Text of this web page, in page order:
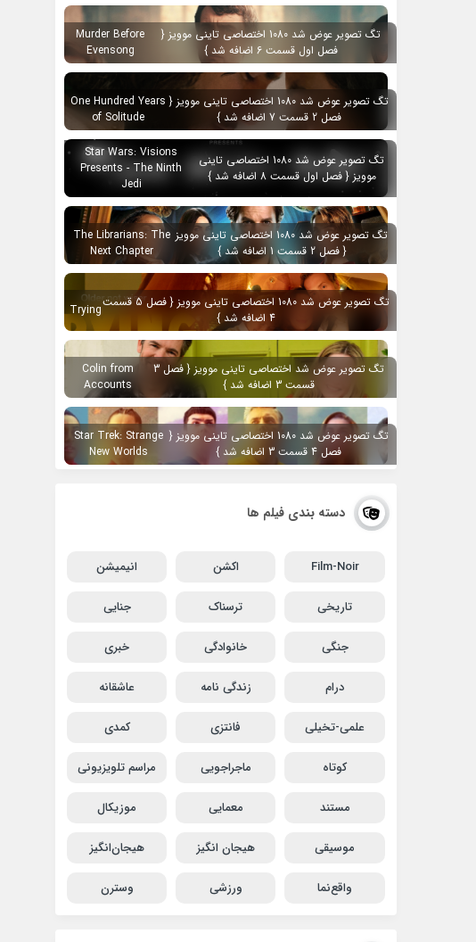
تگ تصویر عوض شد 1080 اختصاصی تاینی موویز {
فصل اول قسمت 6 اضافه شد }
Murder Before
Evensong
تگ تصویر عوض شد 1080 اختصاصی تاینی موویز {
فصل 2 قسمت 7 اضافه شد }
One Hundred Years
of Solitude
تگ تصویر عوض شد 1080 اختصاصی تاینی
موویز { فصل اول قسمت 8 اضافه شد }
Star Wars: Visions
Presents - The Ninth
Jedi
تگ تصویر عوض شد 1080 اختصاصی تاینی موویز
{ فصل 2 قسمت 1 اضافه شد }
The Librarians: The
Next Chapter
تگ تصویر عوض شد 1080 اختصاصی تاینی موویز { فصل 5 قسمت
4 اضافه شد }
Trying
تگ تصویر عوض شد اختصاصی تاینی موویز { فصل 3
قسمت 3 اضافه شد }
Colin from
Accounts
تگ تصویر عوض شد 1080 اختصاصی تاینی موویز {
فصل 4 قسمت 3 اضافه شد }
Star Trek: Strange
New Worlds
دسته بندی فیلم ها
Film-Noir اکشن انیمیشن
تاریخی ترسناک جنایی
جنگی خانوادگی خبری
درام زندگی نامه عاشقانه
علمی-تخیلی فانتزی کمدی
کوتاه ماجراجویی مراسم تلویزیونی
مستند معمایی موزیکال
موسیقی هیجان انگیز هیجان‌انگیز
واقع‌نما ورزشی وسترن